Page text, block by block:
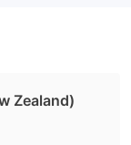
Zealand)